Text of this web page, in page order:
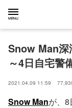
Snow Man深
～4日自宅警
2021.04.09 11:59
Snow Manが、